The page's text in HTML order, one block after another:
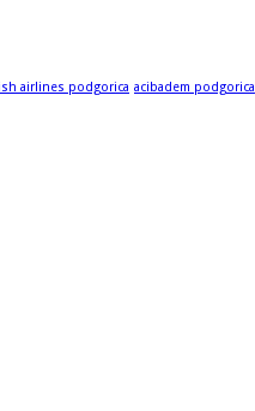
airlines podgorica acibadem podgorica